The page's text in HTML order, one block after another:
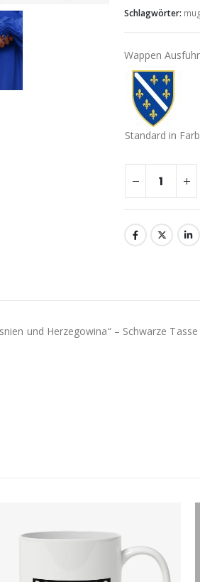
Schlagwörter:
Wappen
Standard in
und Herzegowina“ – Schwarze Tasse